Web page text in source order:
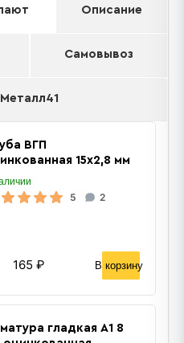
Описание
Самовывоз
ВГП
15х2,8 мм
5 2
165 ₽ В корзину
гладкая А1 8